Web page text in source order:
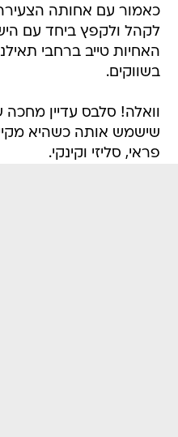
כאמור עם אחותה
לקהל ולקפץ ביחד עם
האחיות טייב ברחבי
בשווקים.
וואלה! סלבס עדיין מחכה
שישמש אותה כשהיא
פראי, סליזי וקינקי.